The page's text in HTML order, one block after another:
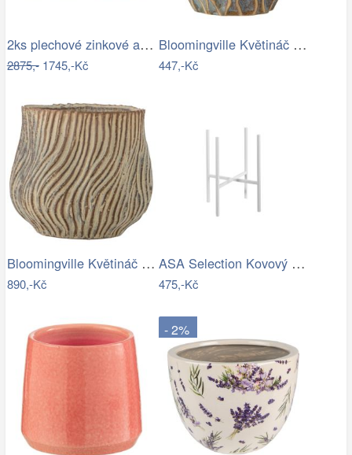
2ks plechové zinkové antik obaly na…
2875,-1745,-Kč
Bloomingville Květináč Feren Ø 12 cm
447,-Kč
Bloomingville Květináč Dua Ø 19 cm
890,-Kč
ASA Selection Kovový stojan na květináč…
475,-Kč
- 2%